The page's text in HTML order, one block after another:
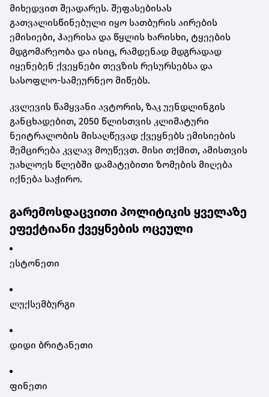
მიხედვით შეადარეს. შეფასებისას
გათვალისწინებული იყო სათბურის აირების
ემისიები, ჰაერისა და წყლის ხარისხი, ტყეების
მდგომარეობა და ისიც, რამდენად მდგრადად
იყენებენ ქვეყნები თევზის რესურსებსა და
სასოფლო-სამეურნეო მიწებს.
კვლევის წამყვანი ავტორის, ზაკ უენდლინგის
განცხადებით, 2050 წლისთვის კლიმატური
ნეიტრალობის მისაღწევად ქვეყნებს ემისიების
შემცირება კვლავ მოუწევთ. მისი თქმით, ამისთვის
უახლოეს წლებში დამატებითი ზომების მიღება
იქნება საჭირო.
გარემოსდაცვითი პოლიტიკის ყველაზე
ეფექტიანი ქვეყნების ოცეული
ესტონეთი
ლუქსემბურგი
დიდი ბრიტანეთი
ფინეთი